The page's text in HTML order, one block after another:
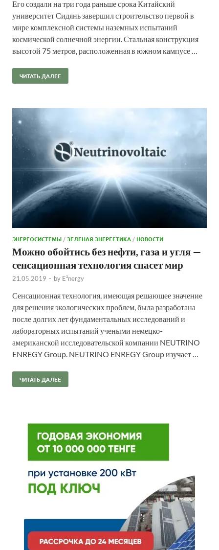
Его создали на три года раньше срока Китайский
университет Сидянь завершил строительство первой в
мире комплексной системы наземных испытаний
космической солнечной энергии. Стальная конструкция
высотой 75 метров, расположенная в южном кампусе …
ЧИТАТЬ ДАЛЕЕ
ЭНЕРГОСИСТЕМЫ/ЗЕЛЕНАЯ ЭНЕРГЕТИКА/НОВОСТИ
Можно обойтись без нефти, газа и угля —
сенсационная технология спасет мир
21.05.2019 - by E²nergy
Сенсационная технология, имеющая решающее значение
для решения экологических проблем, была разработана
после долгих лет фундаментальных исследований и
лабораторных испытаний учеными немецко-
американской исследовательской компании NEUTRINO
ENREGY Group. NEUTRINO ENREGY Group изучает …
ЧИТАТЬ ДАЛЕЕ